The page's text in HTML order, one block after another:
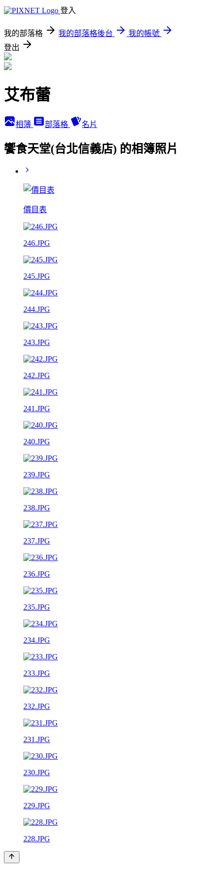
登入
我的部落格 我的部落格後台
我的帳號
登出
艾布蕾
相簿 部落格 名片
饗食天堂(台北信義店) 的相簿照片
價目表
246.JPG
245.JPG
244.JPG
243.JPG
242.JPG
241.JPG
240.JPG
239.JPG
238.JPG
237.JPG
236.JPG
235.JPG
234.JPG
233.JPG
232.JPG
231.JPG
230.JPG
229.JPG
228.JPG